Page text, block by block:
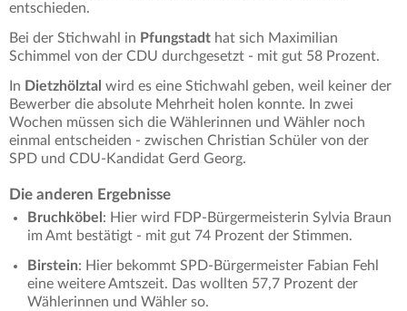
entschieden.
Bei der Stichwahl in Pfungstadt hat sich Maximilian
Schimmel von der CDU durchgesetzt - mit gut 58 Prozent.
In Dietzhölztal wird es eine Stichwahl geben, weil keiner der
Bewerber die absolute Mehrheit holen konnte. In zwei
Wochen müssen sich die Wählerinnen und Wähler noch
einmal entscheiden - zwischen Christian Schüler von der
SPD und CDU-Kandidat Gerd Georg.
Die anderen Ergebnisse
Bruchköbel : Hier wird FDP-Bürgermeisterin Sylvia Braun
im Amt bestätigt - mit gut 74 Prozent der Stimmen.
Birstein: Hier bekommt SPD-Bürgermeister Fabian Fehl
eine weitere Amtszeit. Das wollten 57,7 Prozent der
Wählerinnen und Wähler so.